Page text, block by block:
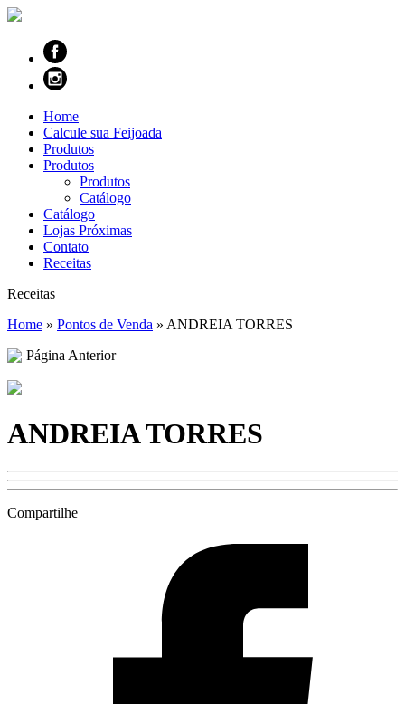
Home
Calcule sua Feijoada
Produtos
Produtos
Produtos
Catálogo
Catálogo
Lojas Próximas
Contato
Receitas
Receitas
Home » Pontos de Venda » ANDREIA TORRES
Página Anterior
ANDREIA TORRES
Compartilhe